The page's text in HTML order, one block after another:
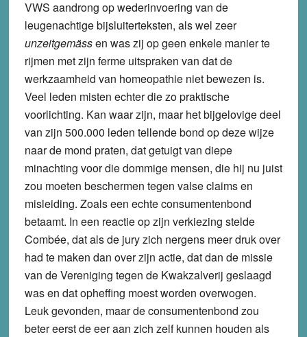
VWS aandrong op wederinvoering van de
leugenachtige bijsluiterteksten, als wel zeer
unzeitgemässen was zij op geen enkele manier te
rijmen met zijn ferme uitspraken van dat de
werkzaamheid van homeopathie niet bewezen is.
Veel leden misten echter die zo praktische
voorlichting. Kan waar zijn, maar het bijgelovige deel
van zijn 500.000 leden tellende bond op deze wijze
naar de mond praten, dat getuigt van diepe
minachting voor die dommige mensen, die hij nu juist
zou moeten beschermen tegen valse claims en
misleiding. Zoals een echte consumentenbond
betaamt. In een reactie op zijn verkiezing stelde
Combée, dat als de jury zich nergens meer druk over
had te maken dan over zijn actie, dat dan de missie
van de Vereniging tegen de Kwakzalverij geslaagd
was en dat opheffing moest worden overwogen.
Leuk gevonden, maar de consumentenbond zou
beter eerst de eer aan zich zelf kunnen houden als